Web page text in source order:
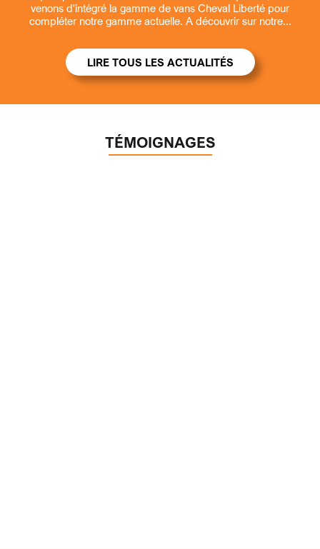
venons d'intégré la gamme de vans Cheval Liberté pour
compléter notre gamme actuelle. A découvrir sur notre...
LIRE TOUS LES ACTUALITÉS
TÉMOIGNAGES